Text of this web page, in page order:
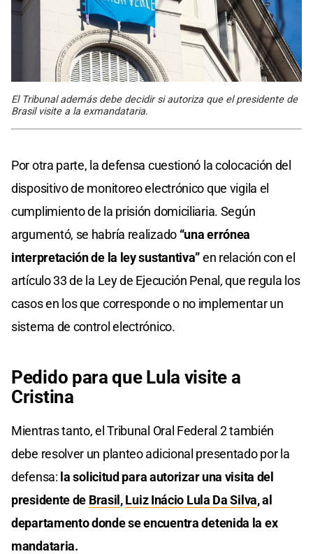
El Tribunal además debe decidir si autoriza que el presidente de
Brasil visite a la exmandataria.
Por otra parte, la defensa cuestionó la colocación del
dispositivo de monitoreo electrónico que vigila el
cumplimiento de la prisión domiciliaria. Según
argumentó, se habría realizado “una errónea
interpretación de la ley sustantiva”en relación con el
artículo 33 de la Ley de Ejecución Penal, que regula los
casos en los que corresponde o no implementar un
sistema de control electrónico.
Pedido para que Lula visite a
Cristina
Mientras tanto, el Tribunal Oral Federal 2 también
debe resolver un planteo adicional presentado por la
defensa: la solicitud para autorizar una visita del
presidente de Brasil ,Luiz Inácio Lula Da Silva, al
departamento donde se encuentra detenida la ex
mandataria.